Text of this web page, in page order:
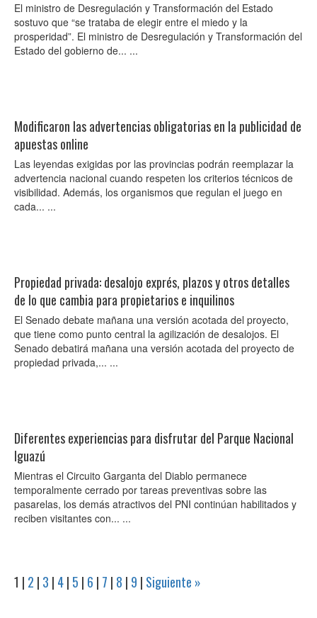
El ministro de Desregulación y Transformación del Estado
sostuvo que “se trataba de elegir entre el miedo y la
prosperidad”. El ministro de Desregulación y Transformación del
Estado del gobierno de... ...
Modificaron las advertencias obligatorias en la publicidad de
apuestas online
Las leyendas exigidas por las provincias podrán reemplazar la
advertencia nacional cuando respeten los criterios técnicos de
visibilidad. Además, los organismos que regulan el juego en
cada... ...
Propiedad privada: desalojo exprés, plazos y otros detalles
de lo que cambia para propietarios e inquilinos
El Senado debate mañana una versión acotada del proyecto,
que tiene como punto central la agilización de desalojos. El
Senado debatirá mañana una versión acotada del proyecto de
propiedad privada,... ...
Diferentes experiencias para disfrutar del Parque Nacional
Iguazú
Mientras el Circuito Garganta del Diablo permanece
temporalmente cerrado por tareas preventivas sobre las
pasarelas, los demás atractivos del PNI continúan habilitados y
reciben visitantes con... ...
1 | 2 | 3 | 4| 5 | 6 | 7 | 8 | 9 | Siguiente »